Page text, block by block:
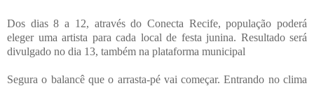
Dos dias 8 a 12, através do Conecta Recife, população poderá
eleger uma artista para cada local de festa junina. Resultado será
divulgado no dia 13, também na plataforma municipal
Segura o balancê que o arrasta-pé vai começar. Entrando no clima